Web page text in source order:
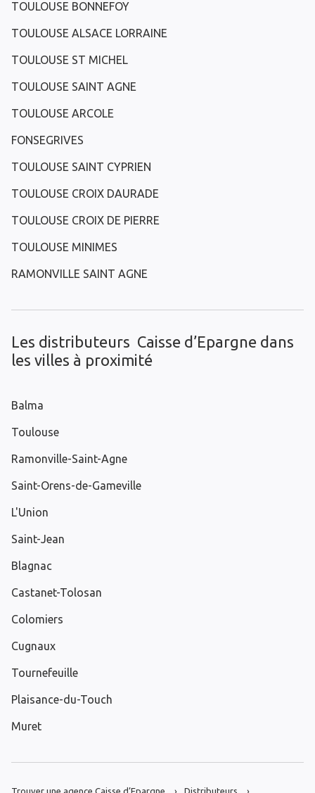
TOULOUSE BONNEFOY
TOULOUSE ALSACE LORRAINE
TOULOUSE ST MICHEL
TOULOUSE SAINT AGNE
TOULOUSE ARCOLE
FONSEGRIVES
TOULOUSE SAINT CYPRIEN
TOULOUSE CROIX DAURADE
TOULOUSE CROIX DE PIERRE
TOULOUSE MINIMES
RAMONVILLE SAINT AGNE
Les distributeurs Caisse d’Epargne dans
les villes à proximité
Balma
Toulouse
Ramonville-Saint-Agne
Saint-Orens-de-Gameville
L'Union
Saint-Jean
Blagnac
Castanet-Tolosan
Colomiers
Cugnaux
Tournefeuille
Plaisance-du-Touch
Muret